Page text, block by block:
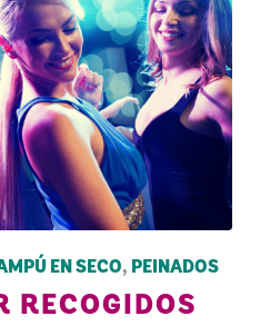
EN SECO, PEINADOS
RECOGIDOS